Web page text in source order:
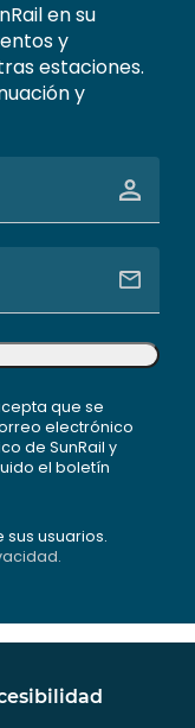
en su
y
estaciones.
y
que se
electrónico
de SunRail y
el boletín
sus usuarios.